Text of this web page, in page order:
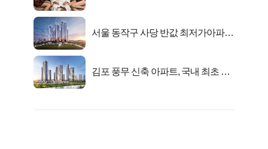
서울 동작구 사당 반값 최저가아파트
김포 풍무 신축 아파트, 국내 최초 반